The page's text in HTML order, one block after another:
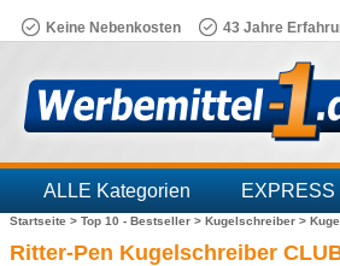
Keine Nebenkosten 43 Jahre
ALLE Kategorien EXPRESS
Branchen
Startseite > Top 10 - Bestseller > Kugelschreiber >
Ritter-Pen Kugelschreiber